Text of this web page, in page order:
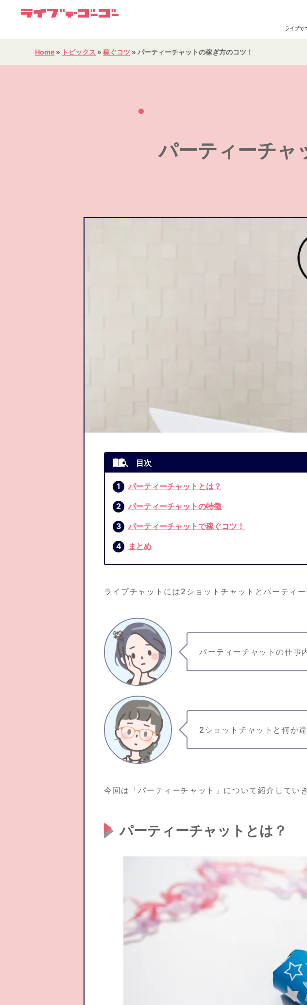
ライブで
Home » トピックス » 稼ぐコツ » パーティーチャットの稼ぎ方のコツ！
パーティーチャ
パーティーチャットとは？
パーティーチャットの特徴
パーティーチャットで稼ぐコツ！
まとめ
ライブチャットには2ショットチャットとパーティ
パーティーチャットの仕事
2ショットチャットと何が
今回は「パーティーチャット」について紹介してい
パーティーチャットとは？